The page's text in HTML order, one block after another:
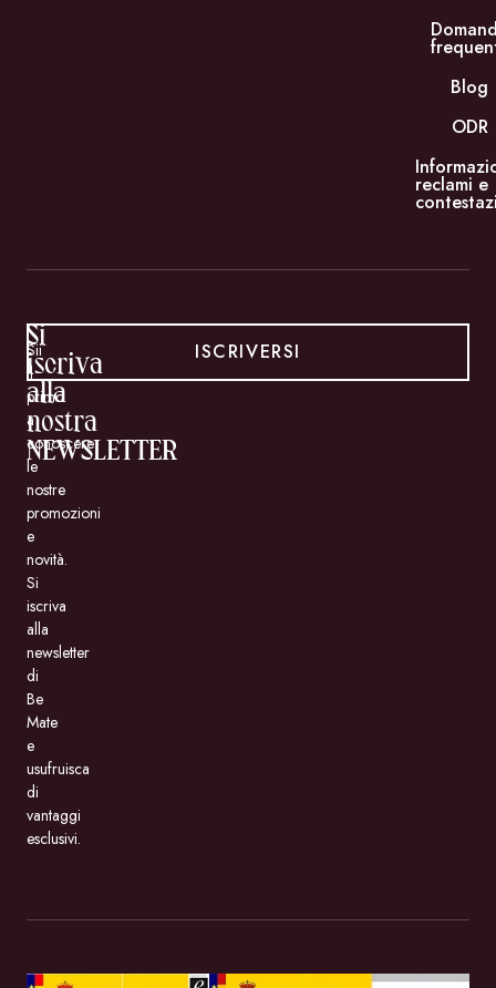
Blog
ODR
reclami e
Si
iscriva
alla
nostra
NEWSLETTER
Sii
il
primo
a
conoscere
le
nostre
promozioni
e
novità.
Si
iscriva
alla
newsletter
di
Be
Mate
e
usufruisca
di
vantaggi
esclusivi.
ISCRIVERSI